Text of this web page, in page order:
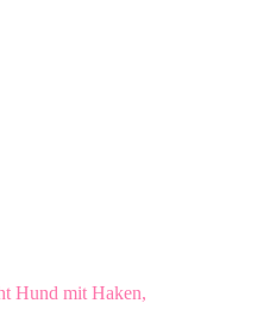
Hund mit Haken,